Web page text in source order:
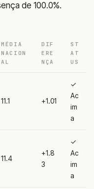
de 100.0%.
MÉDIA
NACION
AL
DIF
ERE
NÇA
ST
AT
US
11.1 +1.01
✓
Ac
im
a
11.4
+1.8
3
✓
Ac
im
a